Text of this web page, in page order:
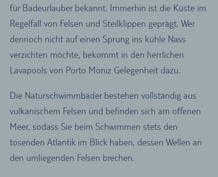
für Badeurlauber bekannt. Immerhin ist die Küste im
Regelfall von Felsen und Steilklippen geprägt. Wer
dennoch nicht auf einen Sprung ins kühle Nass
verzichten möchte, bekommt in den herrlichen
Lavapools von Porto Moniz Gelegenheit dazu.
Die Naturschwimmbäder bestehen vollständig aus
vulkanischem Felsen und befinden sich am offenen
Meer, sodass Sie beim Schwimmen stets den
tosenden Atlantik im Blick haben, dessen Wellen an
den umliegenden Felsen brechen.